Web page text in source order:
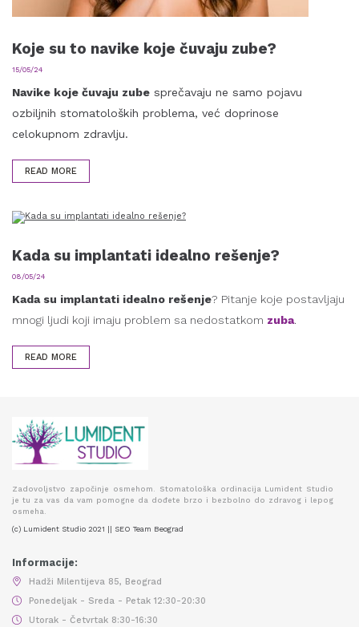
Koje su to navike koje čuvaju zube?
15/05/24
Navike koje čuvaju zube sprečavaju ne samo pojavu
ozbiljnih stomatoloških problema, već doprinose
celokupnom zdravlju.
READ MORE
Kada su implantati idealno rešenje?
08/05/24
Kada su implantati idealno rešenje? Pitanje koje postavljaju
mnogi ljudi koji imaju problem sa nedostatkom zuba.
READ MORE
Zadovoljstvo započinje osmehom. Stomatološka ordinacija Lumident Studio
je tu za vas da vam pomogne da dođete brzo i bezbolno do zdravog i lepog
osmeha.
(c) Lumident Studio 2021 || SEO Team Beograd
Informacije:
Hadži Milentijeva 85, Beograd
Ponedeljak - Sreda - Petak 12:30-20:30
Utorak - Četvrtak 8:30-16:30